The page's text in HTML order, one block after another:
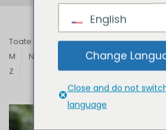
Toate B C D E F G
M
N Q R S T U
Z
English
Change
Close and do not
language